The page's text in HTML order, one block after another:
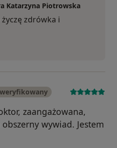
Katarzyna Piotrowska
zdrówka i
zaangażowana,
wywiad. Jestem